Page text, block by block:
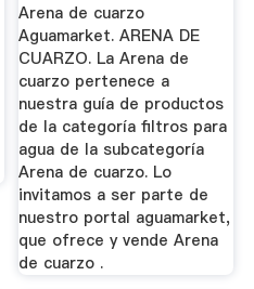
Arena de cuarzo
Aguamarket. ARENA DE
CUARZO. La Arena de
cuarzo pertenece a
nuestra guía de productos
de la categoría filtros para
agua de la subcategoría
Arena de cuarzo. Lo
invitamos a ser parte de
nuestro portal aguamarket,
que ofrece y vende Arena
de cuarzo .